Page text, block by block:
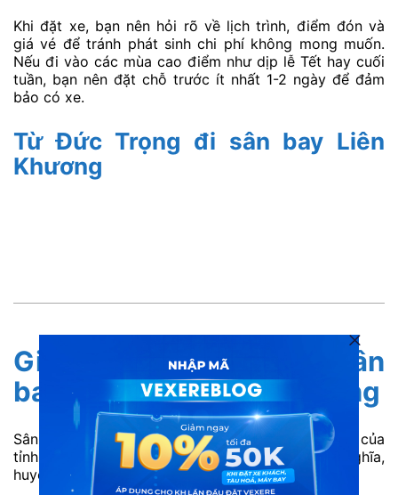
Khi đặt xe, bạn nên hỏi rõ về lịch trình, điểm đón và
giá vé để tránh phát sinh chi phí không mong muốn.
Nếu đi vào các mùa cao điểm như dịp lễ Tết hay cuối
tuần, bạn nên đặt chỗ trước ít nhất 1-2 ngày để đảm
bảo có xe.
Từ Đức Trọng đi sân bay Liên
Khương
Giới thiệu vị trí địa lý sân
bay Liên Khương Lâm Đồng
Sân bay Liên Khương là sân bay quốc tế duy nhất của
tỉnh Lâm Đồng, Việt Nam. Thuộc thị trấn Liên Nghĩa,
huyện Đức Trọng, tỉnh Lâm Đồng.